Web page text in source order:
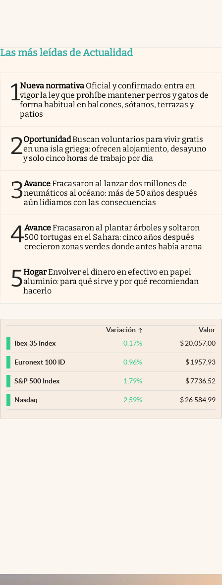
Las más leídas de Actualidad
1Nueva normativa Oficial y confirmado: entra en
vigor la ley que prohíbe mantener perros y gatos de
forma habitual en balcones, sótanos, terrazas y
patios
2OportunidadBuscan voluntarios para vivir gratis
en una isla griega: ofrecen alojamiento, desayuno
y solo cinco horas de trabajo por día
3AvanceFracasaron al lanzar dos millones de
neumáticos al océano: más de 50 años después
aún lidiamos con las consecuencias
4AvanceFracasaron al plantar árboles y soltaron
500 tortugas en el Sahara: cinco años después
crecieron zonas verdes donde antes había arena
5HogarEnvolver el dinero en efectivo en papel
aluminio: para qué sirve y por qué recomiendan
hacerlo
Variación
Valor
Ibex 35 Index
0,17% $20.057,00
Euronext 100 ID 0,96% $1957,93
S&P 500 Index 1,79% $7736,52
Nasdaq 2,59% $26.584,99